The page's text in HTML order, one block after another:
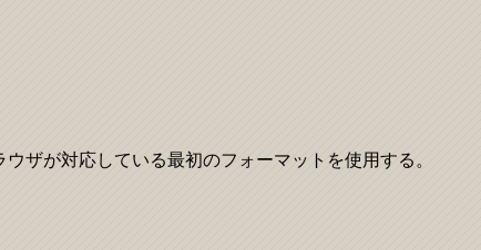
ザが対応している最初のフォーマットを使用する。